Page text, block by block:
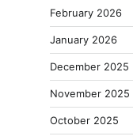
February 2026
January 2026
December 2025
November 2025
October 2025